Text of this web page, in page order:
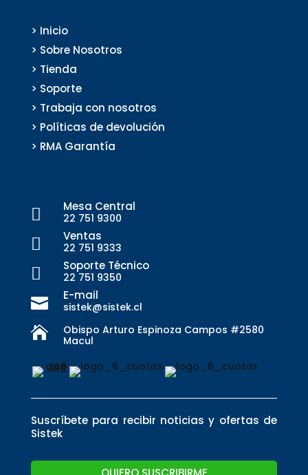
> Inicio
> Sobre Nosotros
> Tienda
> Soporte
> Trabaja con nosotros
> Políticas de devolución
> RMA Garantía
 Mesa Central
22 751 9300
 Ventas
22 751 9333
 Soporte Técnico
22 751 9350
 E-mail
sistek@sistek.cl

Obispo Arturo Espinoza Campos #2580
Macul
Suscríbete para recibir noticias y ofertas de
Sistek